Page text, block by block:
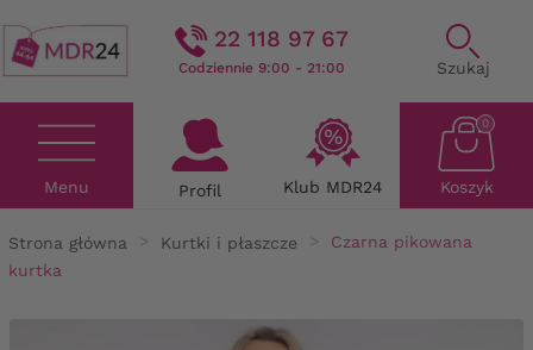
22 118 97 67
Codziennie 9:00 - 21:00 Szukaj
Menu Profil Klub MDR24 Koszyk
0
Strona główna Kurtki i płaszcze
Czarna pikowana
kurtka